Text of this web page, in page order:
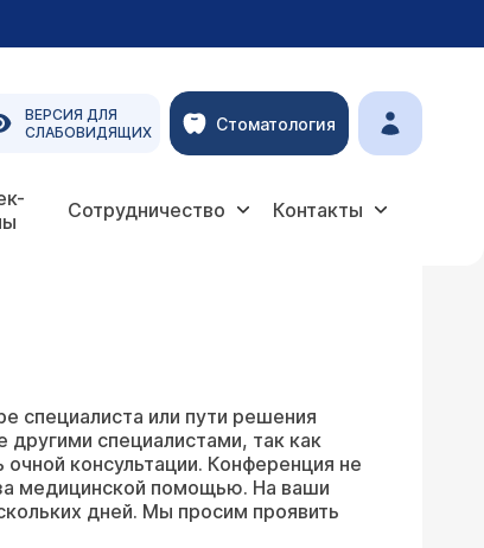
ВЕРСИЯ ДЛЯ
СЛАБОВИДЯЩИХ
Стоматология
Сотрудничество Контакты
специалиста или пути решения
специалистами, так как
консультации. Конференция не
медицинской помощью. На ваши
дней. Мы просим проявить